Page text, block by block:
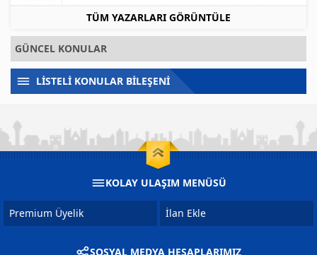
TÜM YAZARLARI GÖRÜNTÜLE
GÜNCEL KONULAR
LİSTELİ KONULAR BİLEŞENİ
KOLAY ULAŞIM MENÜSÜ
Premium Üyelik İlan Ekle
SOSYAL MEDYA HESAPLARIMIZ